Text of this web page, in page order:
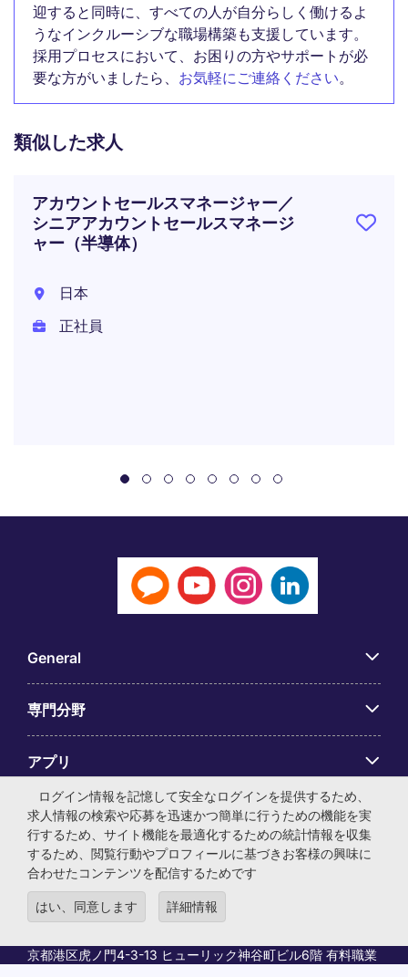
迎すると同時に、すべての人が自分らしく働けるよ
うなインクルーシブな職場構築も支援しています。
採用プロセスにおいて、お困りの方やサポートが必
要な方がいましたら、 お気軽にご連絡ください。
類似した求人
アカウントセールスマネージャー／
シニアアカウントセールスマネージ
ャー（半導体）
日本
正社員
General
専門分野
アプリ
Employer Centre
© マイケル・ペイジ・インターナショナル・ジャパン株式会
京都港区虎ノ門4-3-13 ヒューリック神谷町ビル6階 有料職業
ログイン情報を記憶して安全なログインを提供するため、
求人情報の検索や応募を迅速かつ簡単に行うための機能を実
行するため、サイト機能を最適化するための統計情報を収集
するため、閲覧行動やプロフィールに基づきお客様の興味に
合わせたコンテンツを配信するためです
はい、同意します 詳細情報